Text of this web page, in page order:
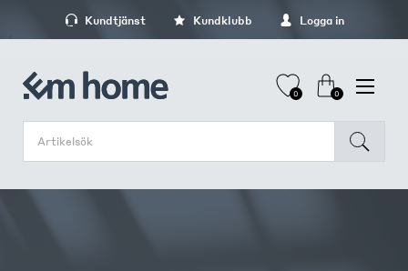
Kundtjänst Kundklubb Logga in
0 0